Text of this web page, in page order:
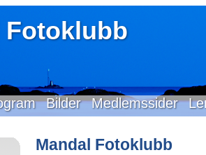
Fotoklubb
Bilder Medlemssider
Mandal Fotoklubb